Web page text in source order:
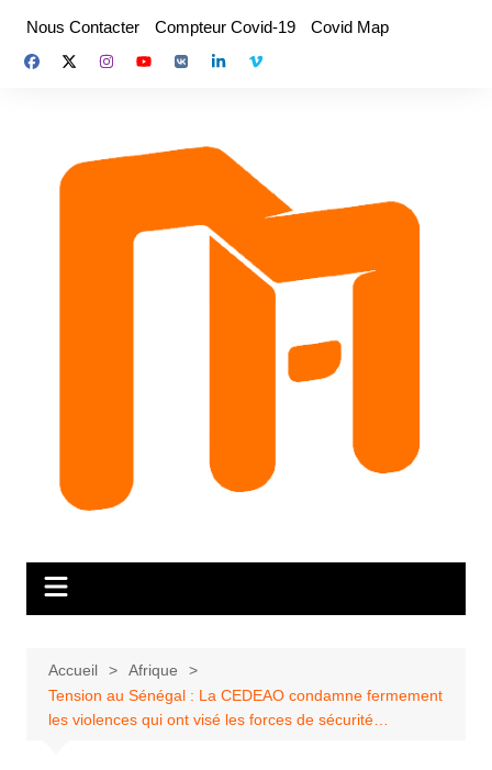
contenu
Nous Contacter Compteur Covid-19 Covid Map
Accueil
Afrique
Tension au Sénégal : La CEDEAO condamne fermement
les violences qui ont visé les forces de sécurité…